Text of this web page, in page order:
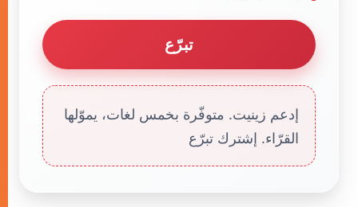
تبرّع
إدعم زينيت. متوفّرة بخمس لغات، يموّلها
القرّاء. إشترك تبرّع